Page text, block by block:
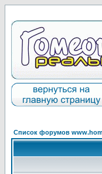
Список форумов